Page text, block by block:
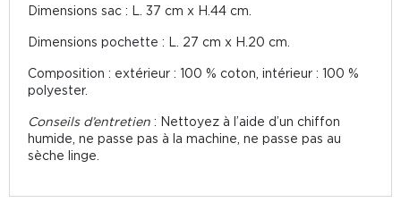
Dimensions sac : L. 37 cm x H.44 cm.
Dimensions pochette : L. 27 cm x H.20 cm.
Composition : extérieur : 100 % coton, intérieur : 100 %
polyester.
Conseils d’entretien : Nettoyez à l’aide d’un chiffon
humide, ne passe pas à la machine, ne passe pas au
sèche linge.